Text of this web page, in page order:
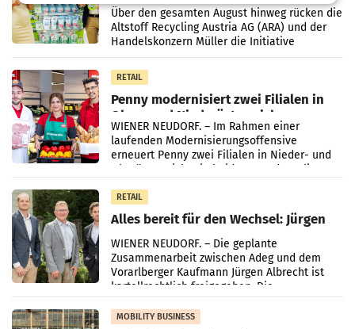
Kreislauffähigkeit
Über den gesamten August hinweg rücken die
Altstoff Recycling Austria AG (ARA) und der
Handelskonzern Müller die Initiative
„Kreislauf-Helden“ in allen österreichischen
Müller-Filialen
RETAIL
Penny modernisiert zwei Filialen in
Ober- und Niederösterreich
WIENER NEUDORF. – Im Rahmen einer
laufenden Modernisierungsoffensive
erneuert Penny zwei Filialen in Nieder- und
Oberösterreich. Die beiden Standorte liegen
RETAIL
Alles bereit für den Wechsel: Jürgen
Albrecht setzt ab 1.1.2027 auf Adeg
WIENER NEUDORF. – Die geplante
Zusammenarbeit zwischen Adeg und dem
Vorarlberger Kaufmann Jürgen Albrecht ist
kartellrechtlich freigegeben: Die
Bundeswettbewerbsbehörde und der
Bundeskartellanwalt
MOBILITY BUSINESS